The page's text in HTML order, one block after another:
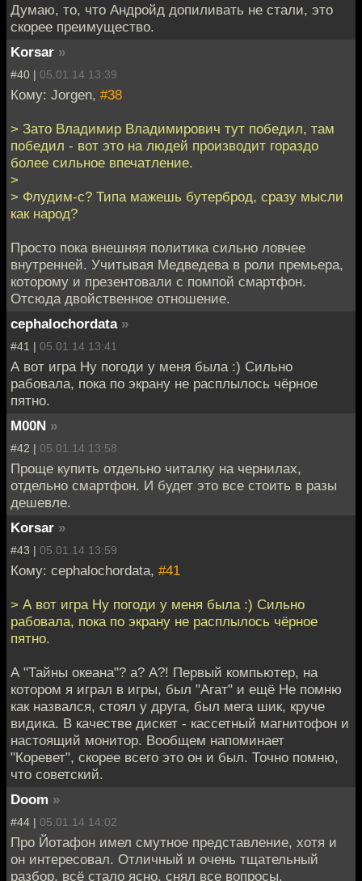
Думаю, то, что Андройд допиливать не стали, это
скорее преимущество.
Korsar »
#40 | 05.01.14 13:39
Кому: Jorgen, #38
> Зато Владимир Владимирович тут победил, там
победил - вот это на людей производит гораздо
более сильное впечатление.
>
> Флудим-с? Типа мажешь бутерброд, сразу мысли
как народ?
Просто пока внешняя политика сильно ловчее
внутренней. Учитывая Медведева в роли премьера,
которому и презентовали с помпой смартфон.
Отсюда двойственное отношение.
cephalochordata »
#41 | 05.01.14 13:41
А вот игра Ну погоди у меня была :) Сильно
рабовала, пока по экрану не расплылось чёрное
пятно.
M00N »
#42 | 05.01.14 13:58
Проще купить отдельно читалку на чернилах,
отдельно смартфон. И будет это все стоить в разы
дешевле.
Korsar »
#43 | 05.01.14 13:59
Кому: cephalochordata, #41
> А вот игра Ну погоди у меня была :) Сильно
рабовала, пока по экрану не расплылось чёрное
пятно.
А "Тайны океана"? а? А?! Первый компьютер, на
котором я играл в игры, был "Агат" и ещё Не помню
как назвался, стоял у друга, был мега шик, круче
видика. В качестве дискет - кассетный магнитофон и
настоящий монитор. Вообщем напоминает
"Коревет", скорее всего это он и был. Точно помню,
что советский.
Doom »
#44 | 05.01.14 14:02
Про Йотафон имел смутное представление, хотя и
он интересовал. Отличный и очень тщательный
разбор, всё стало ясно, снял все вопросы.